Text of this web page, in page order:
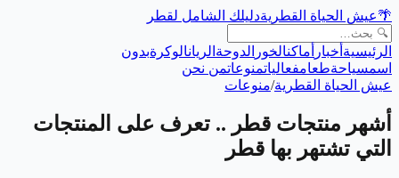
🌴عيش الحياة القطريةدليلك الشامل لقطر
الرئيسية أخبار أماكنالخور الدوحة الريانالوكرةبدون
اسمسياحةطعامفعالياتمنوعاتمن نحن
عيش الحياة القطرية/منوعات
أشهر منتجات قطر .. تعرف على المنتجات
التي تشتهر بها قطر